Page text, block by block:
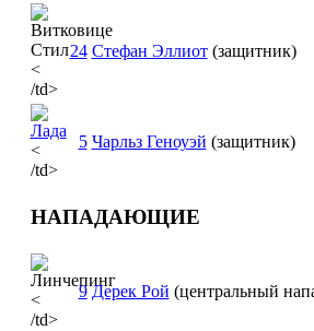
<
/td>
24 Стефан Эллиот (защитник)
<
/td>
5 Чарльз Геноуэй (защитник)
НАПАДАЮЩИЕ
<
/td>
9 Дерек Рой (центральный